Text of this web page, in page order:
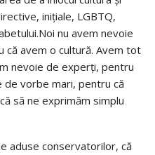
inițiale, LGBTQ,
nu avem nevoie
că avem o cultură. Avem tot
nevoie de experți, pentru
de vorbe mari, pentru că
să ne exprimăm simplu
aduse conservatorilor, că